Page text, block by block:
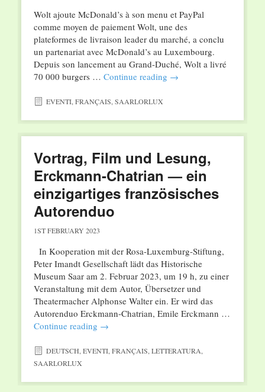
Wolt ajoute McDonald’s à son menu et PayPal
comme moyen de paiement Wolt, une des
plateformes de livraison leader du marché, a conclu
un partenariat avec McDonald’s au Luxembourg.
Depuis son lancement au Grand-Duché, Wolt a livré
70 000 burgers … Continue reading →
EVENTI,FRANÇAIS,SAARLORLUX
Vortrag, Film und Lesung,
Erckmann-Chatrian — ein
einzigartiges französisches
Autorenduo
1ST FEBRUARY 2023
In Kooperation mit der Rosa-Luxemburg-Stiftung,
Peter Imandt Gesellschaft lädt das Historische
Museum Saar am 2. Februar 2023, um 19 h, zu einer
Veranstaltung mit dem Autor, Übersetzer und
Theatermacher Alphonse Walter ein. Er wird das
Autorenduo Erckmann-Chatrian, Emile Erckmann …
Continue reading →
DEUTSCH EVENTI, FRANÇAIS LETTERATURA
SAARLORLUX